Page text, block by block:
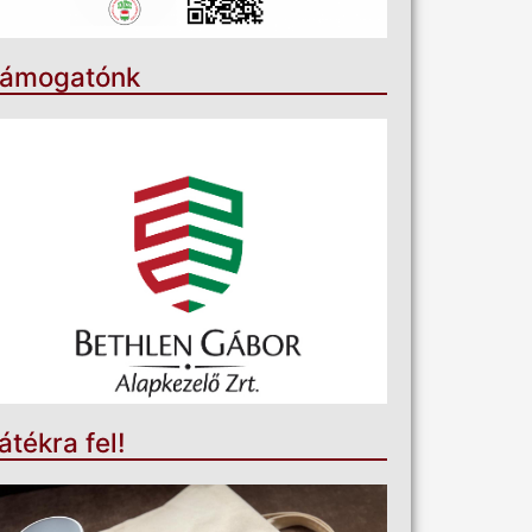
fel!